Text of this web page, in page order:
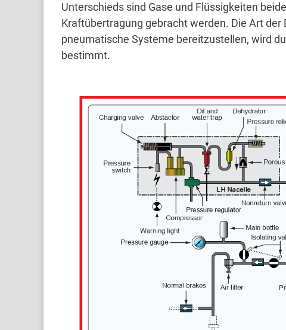
Unterschieds sind Gase und Flüssigkeiten
Kraftübertragung gebracht werden. Die Art der
pneumatische Systeme bereitzustellen, wird
bestimmt.